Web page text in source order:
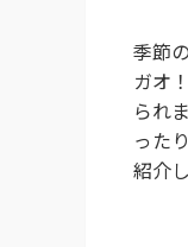
季節
ガオ
られ
った
紹介